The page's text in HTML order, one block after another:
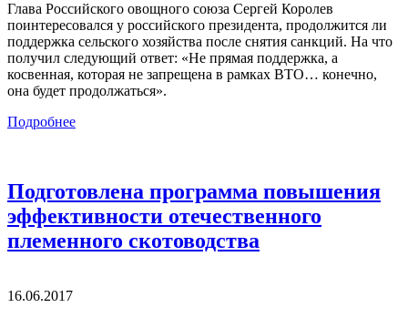
Глава Российского овощного союза Сергей Королев
поинтересовался у российского президента, продолжится ли
поддержка сельского хозяйства после снятия санкций. На что
получил следующий ответ: «Не прямая поддержка, а
косвенная, которая не запрещена в рамках ВТО… конечно,
она будет продолжаться».
Подробнее
Подготовлена программа повышения
эффективности отечественного
племенного скотоводства
16.06.2017